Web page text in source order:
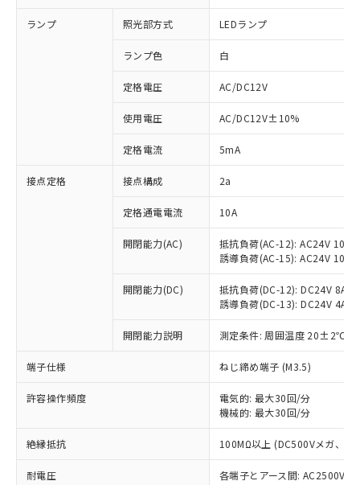
ランプ 照光部方式 LEDランプ
ランプ色 白
定格電圧 AC/DC12V
使用電圧 AC/DC12V±10%
定格電流 5mA
接点定格 接点構成 2a
定格通電電流 10A
開閉能力(AC)
抵抗負荷(AC-12): AC24V 10A/
誘導負荷(AC-15): AC24V
開閉能力(DC)
抵抗負荷(DC-12): DC24V 8A/
誘導負荷(DC-13): DC24V 4A/
開閉能力説明 測定条件: 周囲温度 20±2℃、
端子仕様 ねじ締め端子 (M3.5)
許容操作頻度
電気的: 最大30回/分
機械的: 最大30回/分
絶縁抵抗 100MΩ以上 (DC500Vメガ、点
耐電圧
各端子とアース間: AC2500V
ご利用条件
以下の条件をお読みいただき、同意のうえ
本サービスは、当社制御機器事業取扱
商品の当社在庫状況および標準価格
(税抜)を提供させていただくもので
当社制御機器事業取扱商品の中には、
本サービスの対象外となる商品もある
ことをご了承ください。
在庫状況および標準価格照会結果は、
記載している更新日時点での社内デー
タに基づき作成されるものであり、閲
覧された時点での実際の在庫および標
準価格とは異なる場合があることをご
対応済み：EU RoHS指令（10物質）の
非含有に対応した製品が提供可能な商品で
対応予定：EU RoHS指令（10物質）の非含
有に対応した製品に切り替える予定のある
対応予定なし：EU RoHS指令（10物質）の
非含有に非対応の商品で、対応品を出す予
調査・確認中：EU RoHS指令（10物質）の
非含有の対応状況を調査中または確認中の
非該当品：ライセンス料など無形物で、有
害物質有無と関係のない商品です。
仕入先様の事情により、非含有部品として
いたものが、含有品と判明した場合などや
むを得ず変更することがあります。
*EU RoHS指令（10物質）：
鉛(Pb) 1000ppm以下、 水銀(Hg) 1000ppm以下、 カド
六価クロム(Cr(Ⅵ)) 1000ppm以下、ポリ臭化ビフェニル
※1 中国RoHS○×表
「○」：最大均質材料含有率が中国RoHSの
基準値以下であることを示します。
「×」：最大均質材料含有率が中国RoHSの
基準値を超えていることを示します。
「－」：未確認です。当社販売部門へお問
*中国RoHS10物質の基準値 (GB/T26572)：
当社は、これら貴社製品のうち、外国
為替および外国貿易法に定める商品
（以下｢規制貨物等」という）を輸出
または国外への提供する場合は、日本
国政府の輸出許可(または役務取引許
可)を取得するなどの必要な手続きを